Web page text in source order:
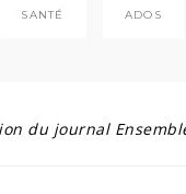
SANTÉ ADOS
du journal